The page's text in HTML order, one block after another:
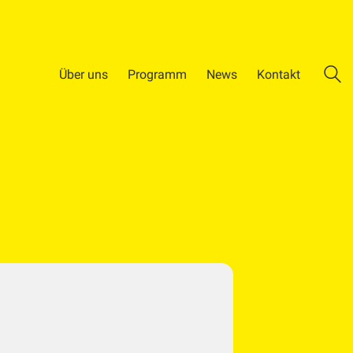
Über uns Programm News Kontakt